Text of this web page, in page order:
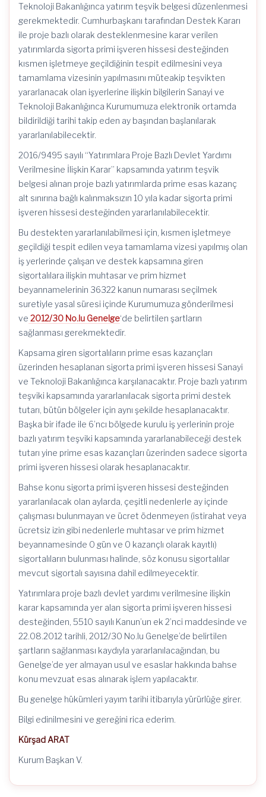
Teknoloji Bakanlığınca yatırım teşvik belgesi düzenlenmesi
gerekmektedir. Cumhurbaşkanı tarafından Destek Kararı
ile proje bazlı olarak desteklenmesine karar verilen
yatırımlarda sigorta primi işveren hissesi desteğinden
kısmen işletmeye geçildiğinin tespit edilmesini veya
tamamlama vizesinin yapılmasını müteakip teşvikten
yararlanacak olan işyerlerine ilişkin bilgilerin Sanayi ve
Teknoloji Bakanlığınca Kurumumuza elektronik ortamda
bildirildiği tarihi takip eden ay başından başlanılarak
yararlanılabilecektir.
2016/9495 sayılı “Yatırımlara Proje Bazlı Devlet Yardımı
Verilmesine İlişkin Karar” kapsamında yatırım teşvik
belgesi alınan proje bazlı yatırımlarda prime esas kazanç
alt sınırına bağlı kalınmaksızın 10 yıla kadar sigorta primi
işveren hissesi desteğinden yararlanılabilecektir.
Bu destekten yararlanılabilmesi için, kısmen işletmeye
geçildiği tespit edilen veya tamamlama vizesi yapılmış olan
iş yerlerinde çalışan ve destek kapsamına giren
sigortalılara ilişkin muhtasar ve prim hizmet
beyannamelerinin 36322 kanun numarası seçilmek
suretiyle yasal süresi içinde Kurumumuza gönderilmesi
ve 2012/30 No.lu Genelge‘de belirtilen şartların
sağlanması gerekmektedir.
Kapsama giren sigortalıların prime esas kazançları
üzerinden hesaplanan sigorta primi işveren hissesi Sanayi
ve Teknoloji Bakanlığınca karşılanacaktır. Proje bazlı yatırım
teşviki kapsamında yararlanılacak sigorta primi destek
tutarı, bütün bölgeler için aynı şekilde hesaplanacaktır.
Başka bir ifade ile 6’ncı bölgede kurulu iş yerlerinin proje
bazlı yatırım teşviki kapsamında yararlanabileceği destek
tutarı yine prime esas kazançları üzerinden sadece sigorta
primi işveren hissesi olarak hesaplanacaktır.
Bahse konu sigorta primi işveren hissesi desteğinden
yararlanılacak olan aylarda, çeşitli nedenlerle ay içinde
çalışması bulunmayan ve ücret ödenmeyen (istirahat veya
ücretsiz izin gibi nedenlerle muhtasar ve prim hizmet
beyannamesinde 0 gün ve 0 kazançlı olarak kayıtlı)
sigortalıların bulunması halinde, söz konusu sigortalılar
mevcut sigortalı sayısına dahil edilmeyecektir.
Yatırımlara proje bazlı devlet yardımı verilmesine ilişkin
karar kapsamında yer alan sigorta primi işveren hissesi
desteğinden, 5510 sayılı Kanun’un ek 2’nci maddesinde ve
22.08.2012 tarihli, 2012/30 No.lu Genelge’de belirtilen
şartların sağlanması kaydıyla yararlanılacağından, bu
Genelge’de yer almayan usul ve esaslar hakkında bahse
konu mevzuat esas alınarak işlem yapılacaktır.
Bu genelge hükümleri yayım tarihi itibarıyla yürürlüğe girer.
Bilgi edinilmesini ve gereğini rica ederim.
Kürşad ARAT
Kurum Başkan V.